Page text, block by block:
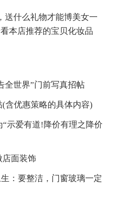
什么礼物才能博美女一
本店推荐的宝贝化妆品
世界”门前写真招帖
优惠策略的具体内容)
爱有道!降价有理之降价
面装饰
要整洁，门窗玻璃一定